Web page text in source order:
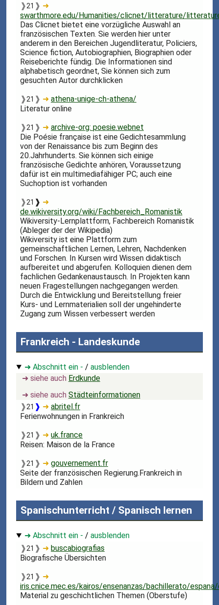
❱21 ❱ ➜
swarthmore.edu/Humanities/clicnet/litterature/
Das Clicnet bietet eine vorzügliche Auswahl an
französischen Texten. Sie werden hier unter
anderem in den Bereichen Jugendliteratur, Policiers,
Science fiction, Autobiographien, Biographien oder
Reiseberichte fündig. Die Informationen sind
alphabetisch geordnet, Sie können sich zum
gesuchten Autor durchklicken
❱21 ❱ ➜athena-unige-ch-athena/
Literatur online
❱21 ❱ ➜archive-org: poesie.webnet
Die Poésie française ist eine Gedichtesammlung
von der Renaissance bis zum Beginn des
20.Jahrhunderts. Sie können sich einige
französische Gedichte anhören, Voraussetzung
dafür ist ein multimediafähiger PC; auch eine
Suchoption ist vorhanden
❱21 ❱ ➜
de.wikiversity.org/wiki/Fachbereich_Romanistik
Wikiversity-Lernplattform, Fachbereich Romanistik
(Ableger der der Wikipedia)
Wikiversity ist eine Plattform zum
gemeinschaftlichen Lernen, Lehren, Nachdenken
und Forschen. In Kursen wird Wissen didaktisch
aufbereitet und abgerufen. Kolloquien dienen dem
fachlichen Gedankenaustausch. In Projekten kann
neuen Fragestellungen nachgegangen werden.
Durch die Entwicklung und Bereitstellung freier
Kurs- und Lernmaterialien soll der ungehinderte
Zugang zum Wissen verbessert werden
Frankreich - Landeskunde
➜ Abschnitt ein - /ausblenden
➜ siehe auch Erdkunde
➜ siehe auch Städteinformationen
❱21 ❱ ➜abritel.fr
Ferienwohnungen in Frankreich
❱21 ❱ ➜uk.france
Reisen: Maison de la France
❱21 ❱ ➜gouvernement.fr
Seite der französischen Regierung.Frankreich in
Bildern und Zahlen
Spanischunterricht / Spanisch lernen
➜ Abschnitt ein - /ausblenden
❱21 ❱ ➜buscabiografias
Biografische Übersichten
❱21 ❱ ➜
iris.cnice.mec.es/kairos/ensenanzas/bachillerato/espana/
Material zu geschichtlichen Themen (Oberstufe)